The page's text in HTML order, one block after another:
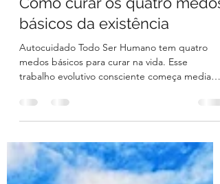
Cris Ávila
31 de mar. de 2021
3 min de leitura
Como curar os quatro medos
básicos da existência
medos básicos para curar na vida. Esse
trabalho evolutivo consciente começa mediante